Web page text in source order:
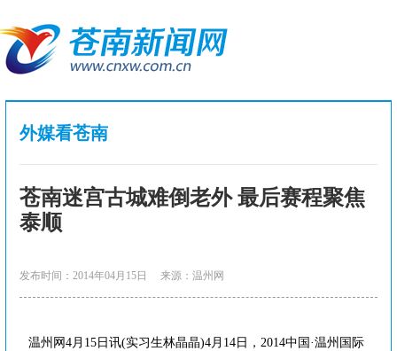
外媒看苍南
苍南迷宫古城难倒老外 最后赛程聚焦
泰顺
发布时间：2014年04月15日 来源：温州网
温州网4月15日讯(实习生林晶晶)4月14日，2014中国·温州国际